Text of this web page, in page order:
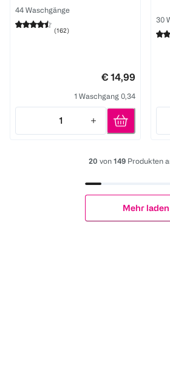
44 Waschgänge
(162)
€ 14,99
1 Waschgang 0,34
1
Quantity: 1
30
20 von 149 Produkten
Mehr laden